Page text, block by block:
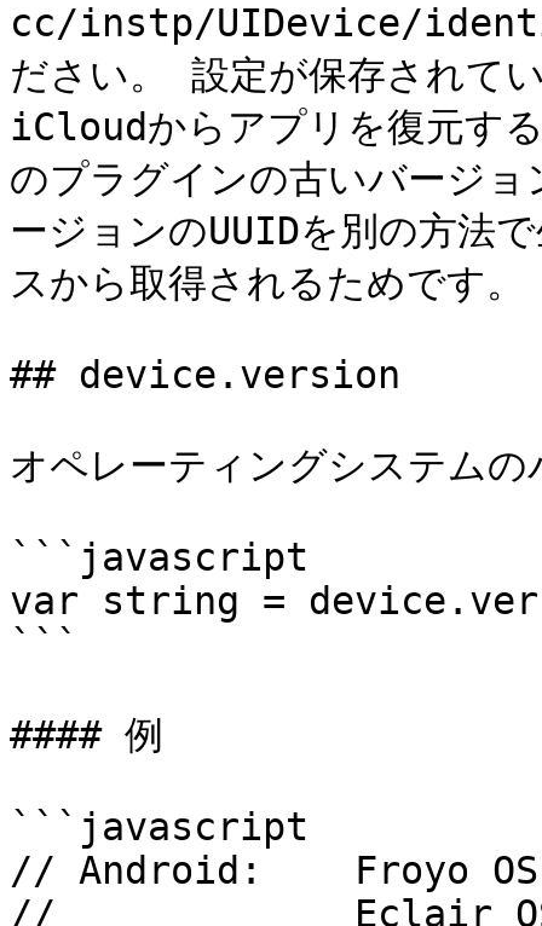
cc/instp/UIDevice/
ださい。 設定が保存されて
iCloudからアプリを復元す
のプラグインの古いバージ
ージョンのUUIDを別の方法
スから取得されるためです。
## device.version
オペレーティングシステム
```javascript
var string =
```
#### 例
```javascript
// Android:    Froyo
//             Eclair OS